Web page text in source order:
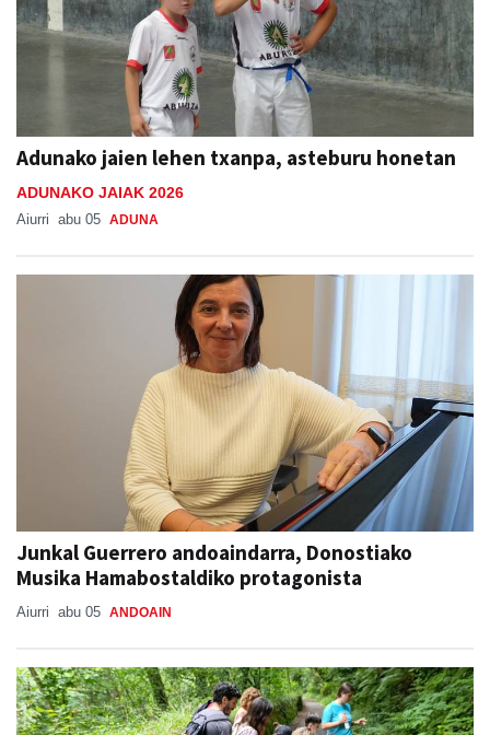
Adunako jaien lehen txanpa, asteburu honetan
ADUNAKO JAIAK 2026
Aiurri abu 05 ADUNA
Junkal Guerrero andoaindarra, Donostiako
Musika Hamabostaldiko protagonista
Aiurri abu 05 ANDOAIN